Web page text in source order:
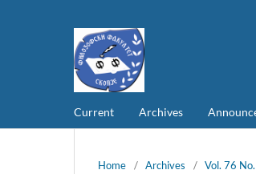
Current Archives
Home / Archives / Vol. 76